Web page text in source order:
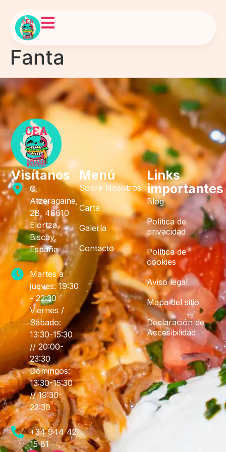
Fanta
Visítanos
C.
Atzeragaine,
2B, 48610
Elortza,
Biscay,
España
Martes a
jueves: 19:30
- 22:30
Viernes /
Sábado:
13:30-15:30
// 20:00-
23:30
Domingos:
13:30-15:30
// 19:30-
22:30
+34 944 42
15 81
Menú
Sobre Nosotros
Carta
Galería
Contacto
Links
importantes
Blog
Política de
privacidad
Política de
cookies
Aviso legal
Mapa del sitio
Declaración de
Accesibilidad